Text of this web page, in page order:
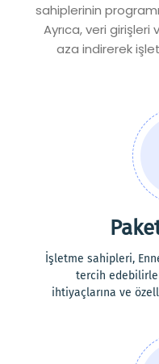
sahiplerinin
Ayrıca, veri
aza indirerek
İşletme sahipleri,
tercih
ihtiyaçlarına ve